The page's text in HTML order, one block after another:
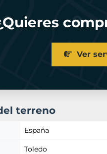
Ver
terreno
España
Toledo